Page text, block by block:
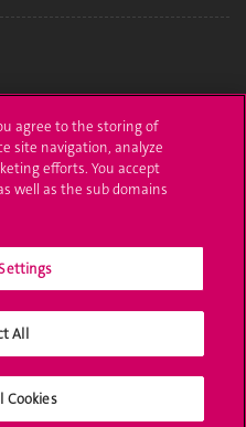
agree to the storing of
site navigation, analyze
efforts. You accept
well as the sub domains
All
Cookies